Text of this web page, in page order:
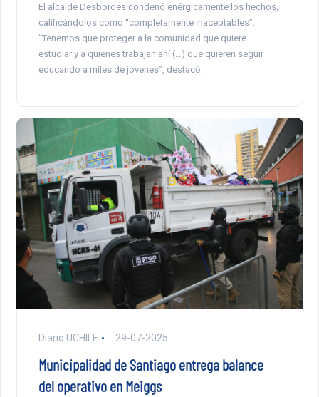
El alcalde Desbordes condenó enérgicamente los hechos,
calificándolos como “completamente inaceptables”.
“Tenemos que proteger a la comunidad que quiere
estudiar y a quienes trabajan ahí (…) que quieren seguir
educando a miles de jóvenes”, destacó.
Diario UCHILE 29-07-2025
Municipalidad de Santiago entrega balance
del operativo en Meiggs